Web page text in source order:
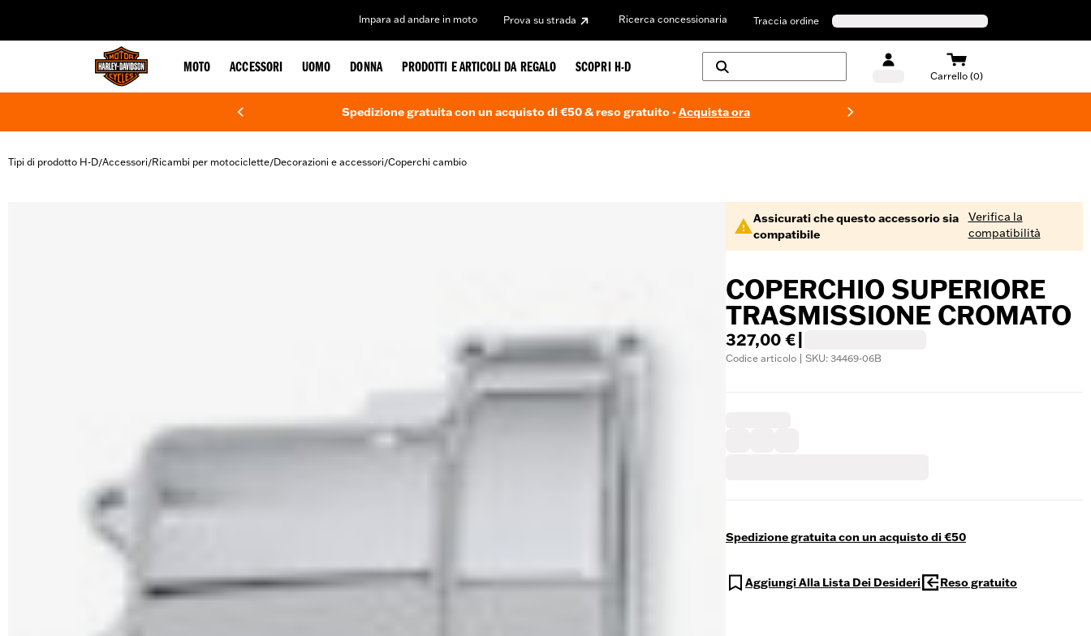
Impara ad andare in moto Prova su strada Ricerca concessionaria Traccia ordine
MOTO ACCESSORI UOMO DONNA PRODOTTI E ARTICOLI DA REGALO SCOPRI H-D
Carrello (0)
Spedizione gratuita con un acquisto di €50 & reso gratuito -Acquista ora
Tipi di prodotto H-D/Accessori/Ricambi per motociclette/Decorazioni e accessori/Coperchi cambio
Assicurati che questo accessorio sia
compatibile
Verifica la
compatibilità
COPERCHIO SUPERIORE
TRASMISSIONE CROMATO
327,00 €
Codice articolo | SKU: 34469-06B
Spedizione gratuita con un acquisto di €50
Aggiungi Alla Lista Dei Desideri Reso gratuito